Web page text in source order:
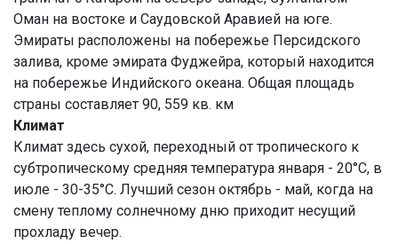
Оман на востоке и Саудовской Аравией на юге.
Эмираты расположены на побережье Персидского
залива, кроме эмирата Фуджейра, который находится
на побережье Индийского океана. Общая площадь
страны составляет 90, 559 кв. км
Климат
Климат здесь сухой, переходный от тропического к
субтропическому средняя температура января - 20°С, в
июле - 30-35°С. Лучший сезон октябрь - май, когда на
смену теплому солнечному дню приходит несущий
прохладу вечер.